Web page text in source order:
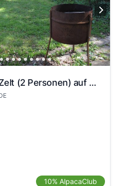
Zeltplatz für 1 Zelt (2 Personen) auf großem Naturgrundstück
10% AlpacaClub